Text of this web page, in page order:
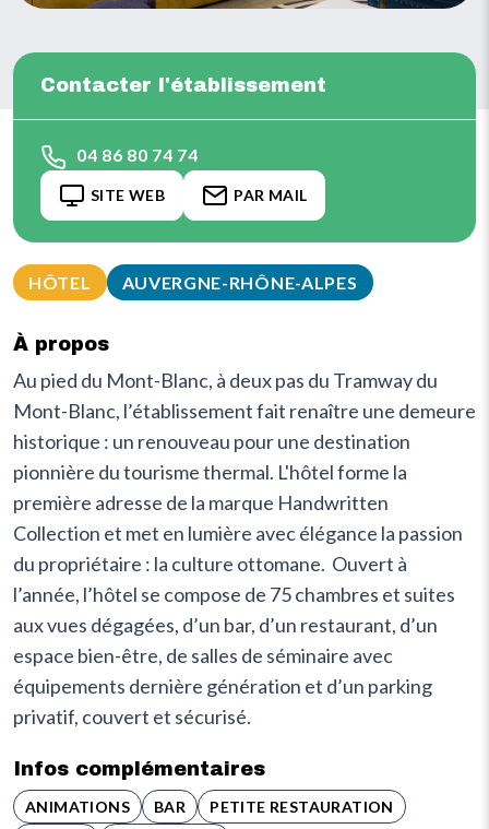
HÔTEL AUVERGNE-RHÔNE-ALPES
À propos
Au pied du Mont-Blanc, à deux pas du Tramway du
Mont-Blanc, l’établissement fait renaître une demeure
historique : un renouveau pour une destination
pionnière du tourisme thermal. L'hôtel forme la
première adresse de la marque Handwritten
Collection et met en lumière avec élégance la passion
du propriétaire : la culture ottomane. ‍ Ouvert à
l’année, l’hôtel se compose de 75 chambres et suites
aux vues dégagées, d’un bar, d’un restaurant, d’un
espace bien-être, de salles de séminaire avec
équipements dernière génération et d’un parking
privatif, couvert et sécurisé.
Infos complémentaires
ANIMATIONS BAR
PETITE RESTAURATION
Contacter l'établissement
04 86 80 74 74
SITE WEB PAR MAIL